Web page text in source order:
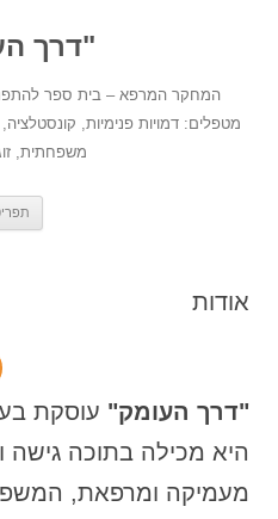
"דרך
המחקר המרפא – בית ספר
מטפלים: דמויות פנימיות,
משפחתית,
אודות
"דרך העומק" עוסקת
היא מכילה בתוכה גישה
מעמיקה ומרפאת,